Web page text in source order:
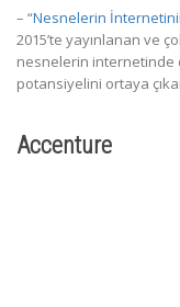
– “Nesnelerin
2015’te yayınlanan ve
nesnelerin internetinde
potansiyelini ortaya
Accenture